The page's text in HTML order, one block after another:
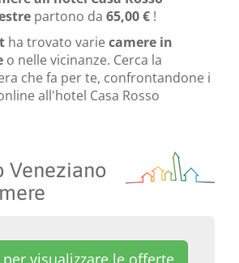
partono da 65,00 € !
ha trovato variecamere in
o nelle vicinanze. Cerca la
che fa per te, confrontandone i
all'hotel Casa Rosso
Veneziano
per visualizzare le offerte